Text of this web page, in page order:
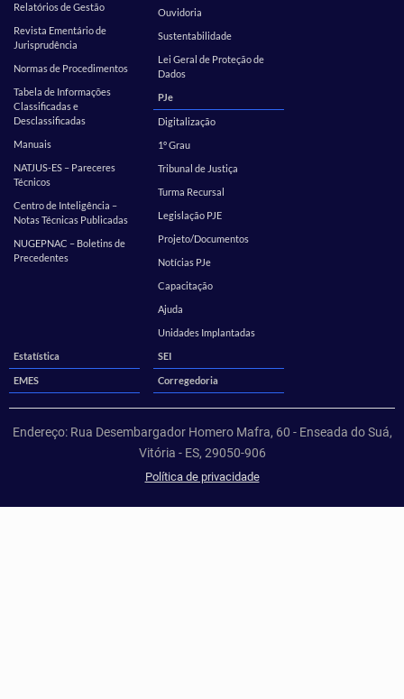
Relatórios de Gestão
Revista Ementário de
Jurisprudência
Normas de Procedimentos
Tabela de Informações
Classificadas e
Desclassificadas
Manuais
NATJUS-ES – Pareceres
Técnicos
Centro de Inteligência –
Notas Técnicas Publicadas
NUGEPNAC – Boletins de
Precedentes
Ouvidoria
Sustentabilidade
Lei Geral de Proteção de
Dados
PJe
Digitalização
1º Grau
Tribunal de Justiça
Turma Recursal
Legislação PJE
Projeto/Documentos
Notícias PJe
Capacitação
Ajuda
Unidades Implantadas
Estatística
SEI
EMES Corregedoria
Endereço: Rua Desembargador Homero Mafra, 60 - Enseada do Suá,
Vitória - ES, 29050-906
Política de privacidade